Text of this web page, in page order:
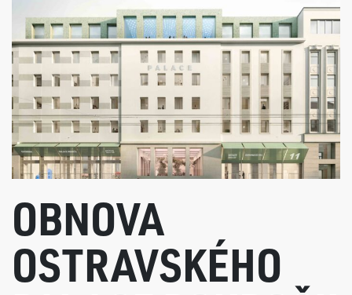
OBNOVA
OSTRAVSKÉHO